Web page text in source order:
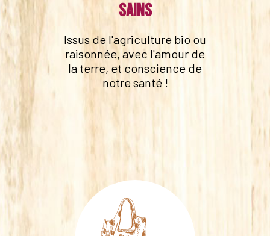
sains
Issus de l'agriculture bio ou
raisonnée, avec l'amour de
la terre, et conscience de
notre santé !